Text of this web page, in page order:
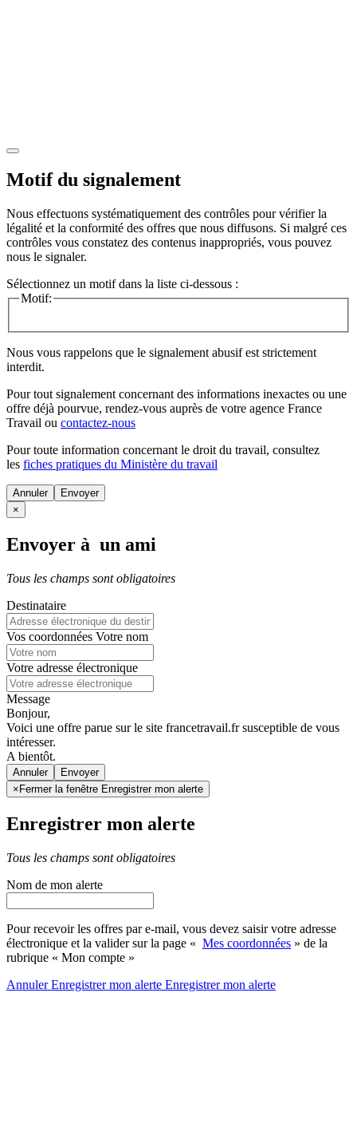
Motif du signalement
Nous effectuons systématiquement des contrôles pour vérifier la
légalité et la conformité des offres que nous diffusons. Si malgré ces
contrôles vous constatez des contenus inappropriés, vous pouvez
nous le signaler.
Sélectionnez un motif dans la liste ci-dessous :
Motif:
Nous vous rappelons que le signalement abusif est strictement
interdit.
Pour tout signalement concernant des informations inexactes ou une
offre déjà pourvue, rendez-vous auprès de votre agence France
Travail ou contactez-nous
Pour toute information concernant le droit du travail, consultez
les fiches pratiques du Ministère du travail
Annuler
×
Envoyer à un ami
Tous les champs sont obligatoires
Destinataire
Vos coordonnées Votre nom
Votre adresse électronique
Message
Bonjour,
Voici une offre parue sur le site francetravail.fr susceptible de vous
intéresser.
A bientôt.
Annuler
× Fermer la fenêtre Enregistrer mon alerte
Enregistrer mon alerte
Tous les champs sont obligatoires
Nom de mon alerte
Pour recevoir les offres par e-mail, vous devez saisir votre adresse
électronique et la valider sur la page « Mes coordonnées » de la
rubrique « Mon compte »
AnnulerEnregistrer mon alerte Enregistrermon alerte